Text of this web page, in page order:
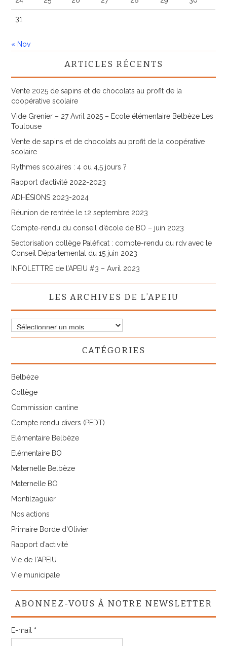
31
« Nov
ARTICLES RÉCENTS
Vente 2025 de sapins et de chocolats au profit de la
coopérative scolaire
Vide Grenier – 27 Avril 2025 – Ecole élémentaire Belbèze Les
Toulouse
Vente de sapins et de chocolats au profit de la coopérative
scolaire
Rythmes scolaires : 4 ou 4,5 jours ?
Rapport d’activité 2022-2023
ADHÉSIONS 2023-2024
Réunion de rentrée le 12 septembre 2023
Compte-rendu du conseil d’école de BO – juin 2023
Sectorisation collège Paléficat : compte-rendu du rdv avec le
Conseil Départemental du 15 juin 2023
INFOLETTRE de l’APEIU #3 – Avril 2023
LES ARCHIVES DE L’APEIU
Les
archives
CATÉGORIES
Belbèze
Collège
Commission cantine
Compte rendu divers (PEDT)
Elémentaire Belbèze
Elémentaire BO
Maternelle Belbèze
Maternelle BO
Montilzaguier
Nos actions
Primaire Borde d'Olivier
Rapport d'activité
Vie de l'APEIU
Vie municipale
ABONNEZ-VOUS À NOTRE NEWSLETTER
E-mail *